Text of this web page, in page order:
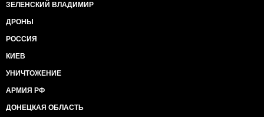
ЗЕЛЕНСКИЙ ВЛАДИМИР
ДРОНЫ
РОССИЯ
КИЕВ
УНИЧТОЖЕНИЕ
АРМИЯ РФ
ДОНЕЦКАЯ ОБЛАСТЬ